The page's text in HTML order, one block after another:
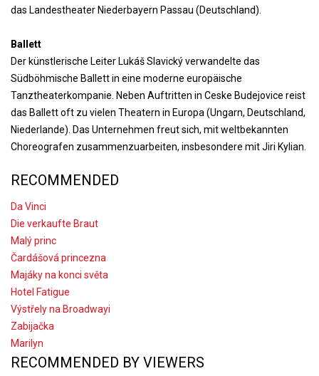
das Landestheater Niederbayern Passau (Deutschland).
Ballett
Der künstlerische Leiter Lukáš Slavický verwandelte das
Südböhmische Ballett in eine moderne europäische
Tanztheaterkompanie. Neben Auftritten in Ceske Budejovice reist
das Ballett oft zu vielen Theatern in Europa (Ungarn, Deutschland,
Niederlande). Das Unternehmen freut sich, mit weltbekannten
Choreografen zusammenzuarbeiten, insbesondere mit Jiri Kylian.
RECOMMENDED
Da Vinci
Die verkaufte Braut
Malý princ
Čardášová princezna
Majáky na konci světa
Hotel Fatigue
Výstřely na Broadwayi
Zabijačka
Marilyn
RECOMMENDED BY VIEWERS